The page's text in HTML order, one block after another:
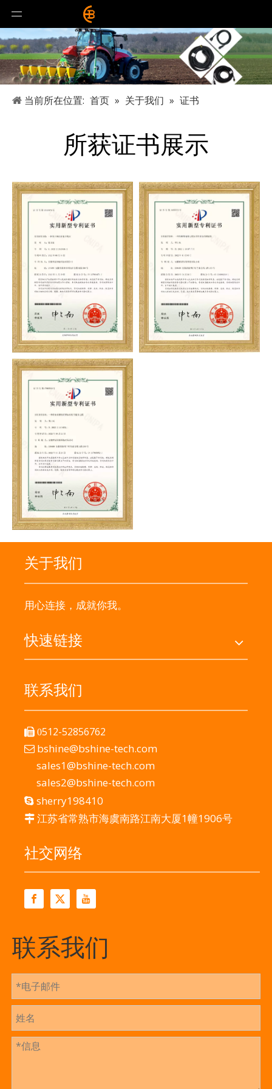
当前所在位置: 首页 » 关于我们 » 证书
所获证书展示
关于我们
用心连接，成就你我。
快速链接
联系我们
 0512-52856762
 bshine@bshine-tech.com
sales1@bshine-tech.com
sales2@bshine-tech.com
 sherry198410
 江苏省常熟市海虞南路江南大厦1幢1906号
社交网络
联系我们